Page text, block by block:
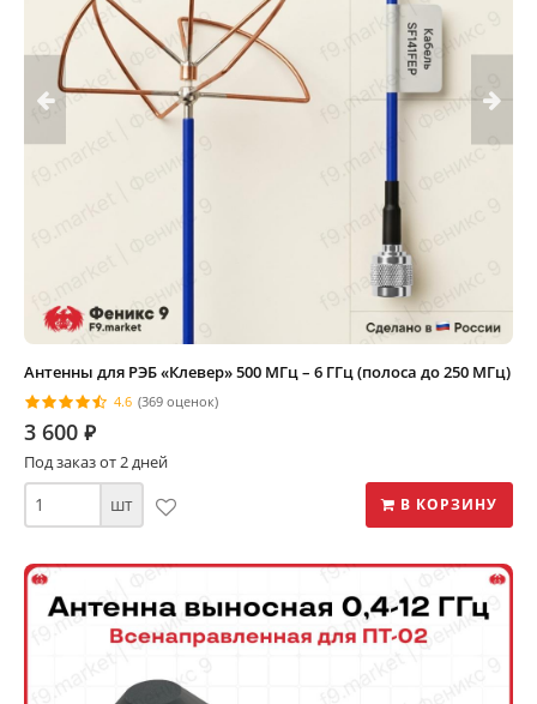
Антенны для РЭБ «Клевер» 500 МГц – 6 ГГц (полоса до 250 МГц)
4.6 (369 оценок)
3 600 ⃏
Под заказ от 2 дней
шт В КОРЗИНУ